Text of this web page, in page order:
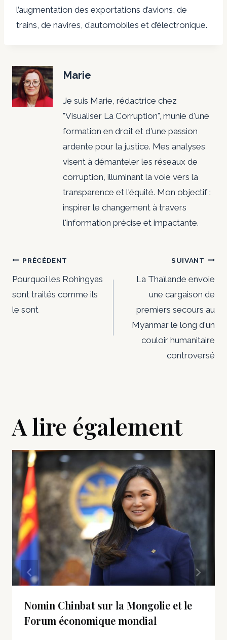
l’augmentation des exportations d’avions, de
trains, de navires, d’automobiles et d’électronique.
Marie
Je suis Marie, rédactrice chez
"Visualiser La Corruption", munie d'une
formation en droit et d'une passion
ardente pour la justice. Mes analyses
visent à démanteler les réseaux de
corruption, illuminant la voie vers la
transparence et l'équité. Mon objectif :
inspirer le changement à travers
l'information précise et impactante.
Navigation
de
l’article
PRÉCÉDENT
Pourquoi les Rohingyas
sont traités comme ils
le sont
SUIVANT
La Thaïlande envoie
une cargaison de
premiers secours au
Myanmar le long d'un
couloir humanitaire
controversé
A lire également
Nomin Chinbat sur la Mongolie et le
Forum économique mondial